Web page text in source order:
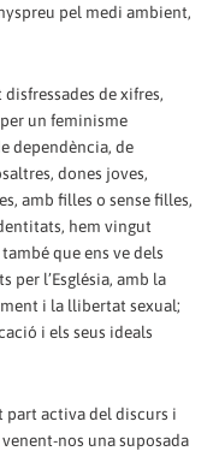
pel medi ambient,
de xifres,
un feminisme
dependència, de
dones joves,
amb filles o sense filles,
hem vingut
que ens ve dels
per l’Església, amb la
i la llibertat sexual;
i els seus ideals
part activa del discurs i
nos una suposada